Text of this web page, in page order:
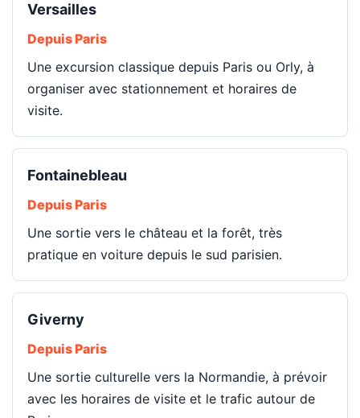
Versailles
Depuis Paris
Une excursion classique depuis Paris ou Orly, à
organiser avec stationnement et horaires de
visite.
Fontainebleau
Depuis Paris
Une sortie vers le château et la forêt, très
pratique en voiture depuis le sud parisien.
Giverny
Depuis Paris
Une sortie culturelle vers la Normandie, à prévoir
avec les horaires de visite et le trafic autour de